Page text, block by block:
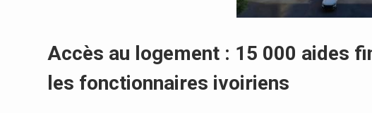
Accès au logement : 15 000 aides
les fonctionnaires ivoiriens